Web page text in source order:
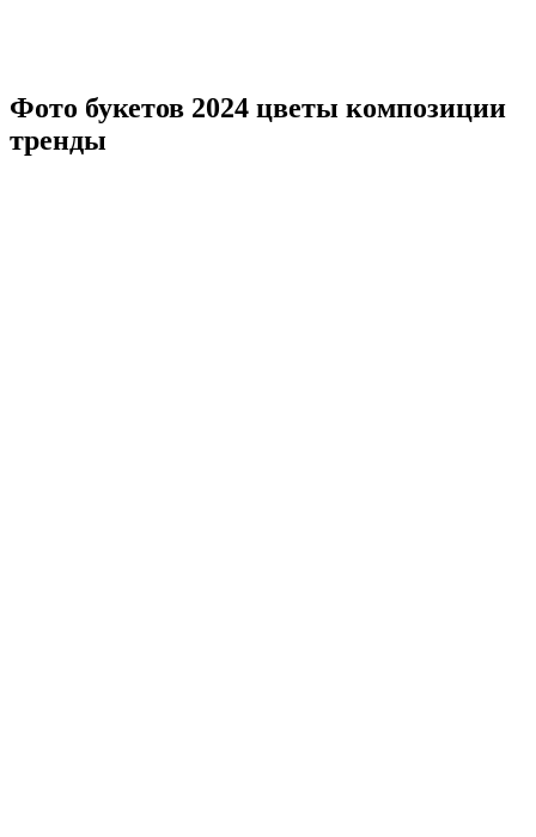
Фото букетов 2024 цветы композиции
тренды